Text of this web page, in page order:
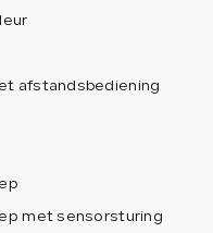
afstandsbediening
met sensorsturing